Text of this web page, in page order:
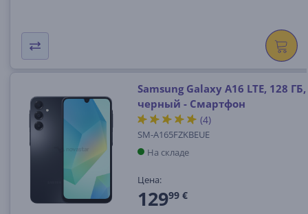
Samsung Galaxy A16 LTE, 128 ГБ,
черный - Смартфон
(4)
SM-A165FZKBEUE
На складе
Цена:
12999 €